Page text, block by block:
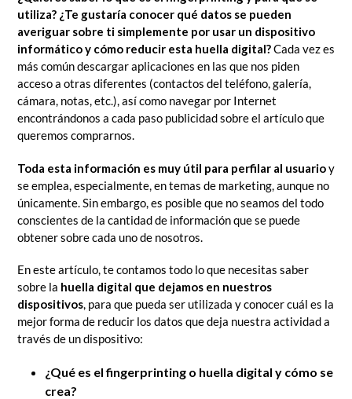
utiliza? ¿Te gustaría conocer qué datos se pueden
averiguar sobre ti simplemente por usar un dispositivo
informático y cómo reducir esta huella digital?Cada vez es
más común descargar aplicaciones en las que nos piden
acceso a otras diferentes (contactos del teléfono, galería,
cámara, notas, etc.), así como navegar por Internet
encontrándonos a cada paso publicidad sobre el artículo que
queremos comprarnos.
Toda esta información es muy útil para perfilar al usuarioy
se emplea, especialmente, en temas de marketing, aunque no
únicamente. Sin embargo, es posible que no seamos del todo
conscientes de la cantidad de información que se puede
obtener sobre cada uno de nosotros.
En este artículo, te contamos todo lo que necesitas saber
sobre la huella digital que dejamos en nuestros
dispositivos, para que pueda ser utilizada y conocer cuál es la
mejor forma de reducir los datos que deja nuestra actividad a
través de un dispositivo:
¿Qué es el fingerprinting o huella digital y cómo se
crea?